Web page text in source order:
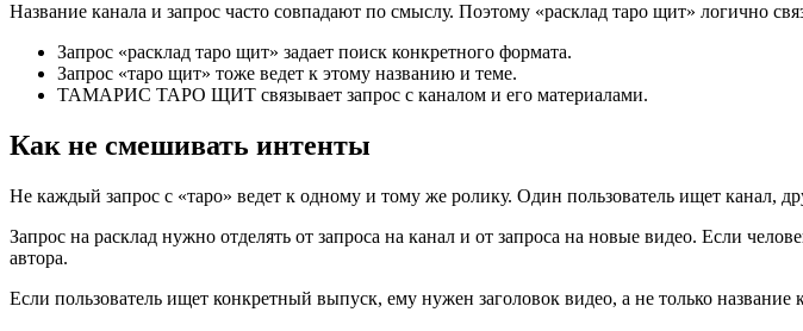
Название канала и запрос часто совпадают по смыслу. Поэтому «расклад таро щит»
Запрос «расклад таро щит» задает поиск конкретного формата.
Запрос «таро щит» тоже ведет к этому названию и теме.
ТАМАРИС ТАРО ЩИТ связывает запрос с каналом и его материалами.
Как не смешивать интенты
Не каждый запрос с «таро» ведет к одному и тому же ролику. Один пользователь ищет канал,
Запрос на расклад нужно отделять от запроса на канал и от запроса на новые видео. Если
автора.
Если пользователь ищет конкретный выпуск, ему нужен заголовок видео, а не только